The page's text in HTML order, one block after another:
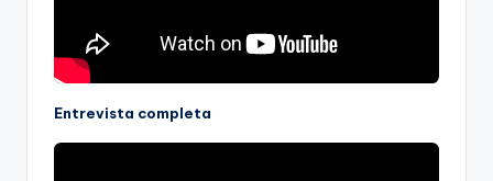
Entrevista completa